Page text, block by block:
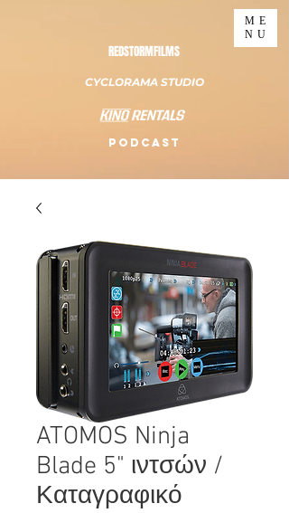
REDSTORMFILMS
CYCLORAMA STUDIO
PODCAST
ME
NU
ATOMOS Ninja
Blade 5" ιντσών /
Καταγραφικό